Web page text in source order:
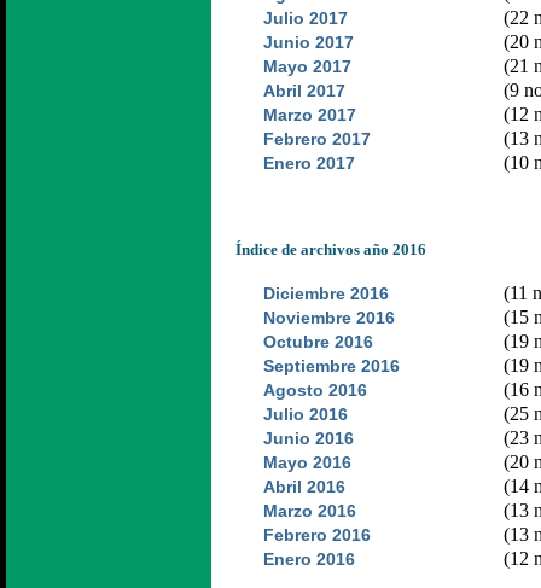
Julio 2017 (22
Junio 2017 (20
Mayo 2017 (21
Abril 2017 (9
Marzo 2017 (12
Febrero 2017 (13
Enero 2017 (10
Índice de archivos año 2016
Diciembre 2016 (11
Noviembre 2016 (15
Octubre 2016 (19
Septiembre 2016 (19
Agosto 2016 (16
Julio 2016 (25
Junio 2016 (23
Mayo 2016 (20
Abril 2016 (14
Marzo 2016 (13
Febrero 2016 (13
Enero 2016 (12